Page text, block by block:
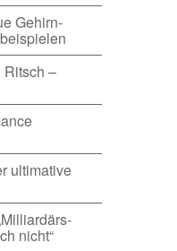
Gehirn-
Ritsch –
ultimative
nicht“